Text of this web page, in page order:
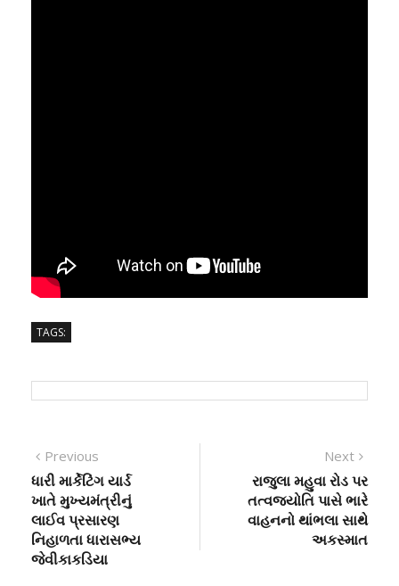
TAGS:
Post
navigation
Previous
post:
ધારી માર્કેટિંગ યાર્ડ
ખાતે મુખ્યમંત્રીનું
લાઈવ પ્રસારણ
નિહાળતા ધારાસભ્ય
જેવીકાકડિયા
Next
post:
રાજુલા મહુવા રોડ પર
તત્વજ્યોતિ પાસે ભારે
વાહનનો થાંભલા સાથે
અકસ્માત